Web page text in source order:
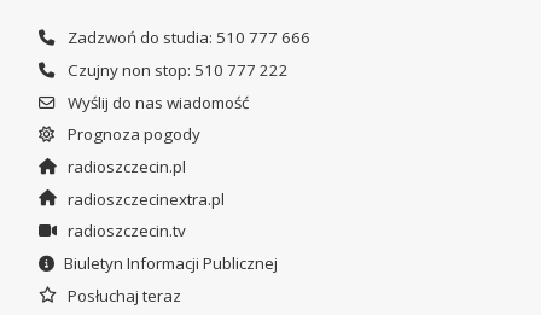
Zadzwoń do studia: 510 777 666
Czujny non stop: 510 777 222
Wyślij do nas wiadomość
Prognoza pogody
radioszczecin.pl
radioszczecinextra.pl
radioszczecin.tv
Biuletyn Informacji Publicznej
Posłuchaj teraz